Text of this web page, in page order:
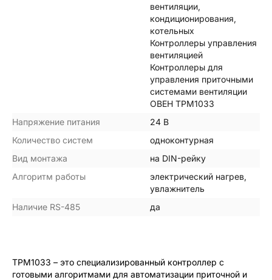
вентиляции,
кондиционирования,
котельных
Контроллеры управления
вентиляцией
Контроллеры для
управления приточными
системами вентиляции
ОВЕН ТРМ1033
Напряжение питания
24 В
Количество систем
одноконтурная
Вид монтажа
на DIN-рейку
Алгоритм работы
электрический нагрев,
увлажнитель
Наличие RS-485
да
ТРМ1033 – это специализированный контроллер с
готовыми алгоритмами для автоматизации приточной и